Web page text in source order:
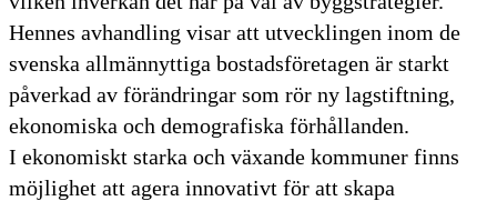
Hennes avhandling visar att utvecklingen inom de
svenska allmännyttiga bostadsföretagen är starkt
påverkad av förändringar som rör ny lagstiftning,
ekonomiska och demografiska förhållanden.
I ekonomiskt starka och växande kommuner finns
möjlighet att agera innovativt för att skapa